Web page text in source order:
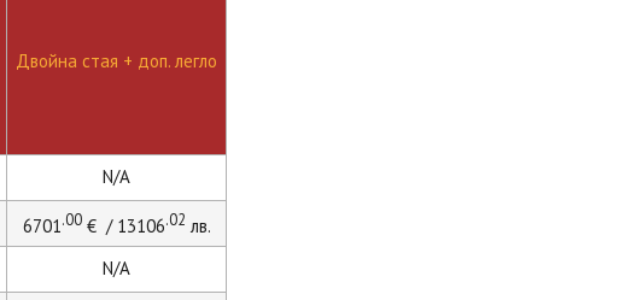
Двойна стая + доп. легло
N/A
6701.00€ / 13106.02 лв.
N/A